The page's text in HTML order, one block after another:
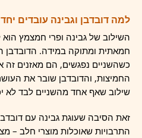
למה דובדבן וגבינה עובדים יחד
השילוב של גבינה ופרי חמצמץ
חמאתית ומתוקה במידה. הדובדבן
כשהשניים נפגשים, הם מאזנים
החמיצות, והדובדבן שובר את
שילוב שאף אחד מהשניים לבד לא
זאת הסיבה שעוגת גבינה עם
התרבויות שאוכלות מוצרי חלב –